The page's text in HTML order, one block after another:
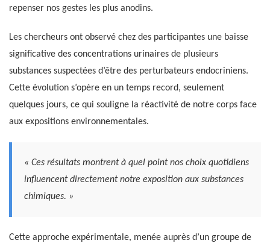
repenser nos gestes les plus anodins.
Les chercheurs ont observé chez des participantes une baisse
significative des concentrations urinaires de plusieurs
substances suspectées d’être des perturbateurs endocriniens.
Cette évolution s’opère en un temps record, seulement
quelques jours, ce qui souligne la réactivité de notre corps face
aux expositions environnementales.
« Ces résultats montrent à quel point nos choix quotidiens
influencent directement notre exposition aux substances
chimiques. »
Cette approche expérimentale, menée auprès d’un groupe de